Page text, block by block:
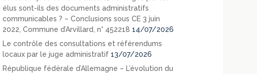
élus sont-ils des documents administratifs
communicables ? – Conclusions sous CE 3 juin
2022, Commune d’Arvillard, n° 452218 14/07/2026
Le contrôle des consultations et référendums
locaux par le juge administratif 13/07/2026
République fédérale d’Allemagne – L’évolution du